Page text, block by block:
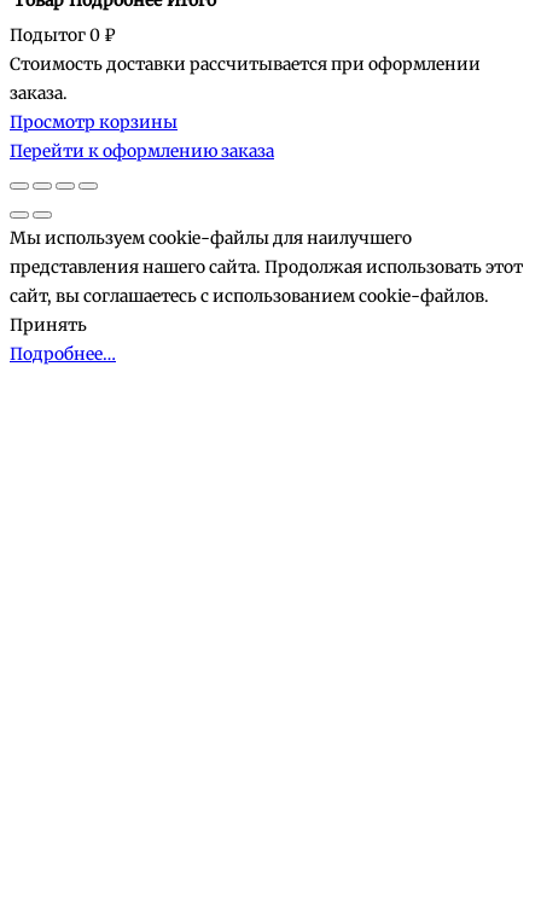
Товары
в
корзине
Подытог0 ₽
Стоимость доставки рассчитывается при оформлении
заказа.
Просмотр корзины
Перейти к оформлению заказа
Мы используем cookie-файлы для наилучшего
представления нашего сайта. Продолжая использовать этот
сайт, вы соглашаетесь с использованием cookie-файлов.
Принять
Подробнее…